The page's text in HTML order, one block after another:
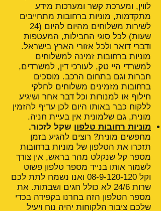
לווין, ומערכת קשר ומערכות מידע
מתקדמות, מוניות ברחובות מתחייבים
לשירות משלוחים מהיום להיום (24
שעות) לכל סוגי החבילות, המעטפות
ודברי דואר ולכל אזורי הארץ בישראל.
מוניות ברחובות זמינה למשלוחים
למשרדי היי טק, לעורכי דין, למשרדים,
חברות וגם בתחום הרכב. מוסכים
ברחובות מזמינים משלוחים לחלקי
חילוף או למנורות וכל דבר אחר ושיגיע
ללקוח כבר באותו היום לכן עדיף להזמין
מונית, גם שלמונית אין בעיית חניה.
מוניות רחובות טלפון שקל לזכור.
מחפשים מונית? רוצים להגיע בזמן
תזכרו את הטלפון של מוניות ברחובות
מספר קל שנקלט מהר בראש, אין צורך
לשמור אותו בנייד מספר טלפון פשוט
וקל 08-9-120-120 ואנו נשמח לתת לכם
שרות 24/6 לא כולל חגים ושבתות. את
מספר הטלפון הזה בחרנו בקפידה בכדי
שלכם ציבור הלקוחות יהיה נוח ויעיל